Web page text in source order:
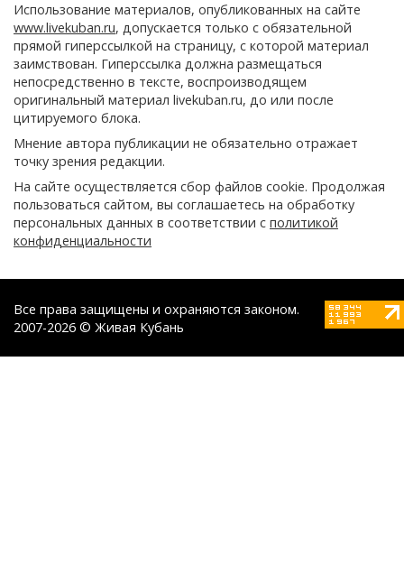
Использование материалов, опубликованных на сайте
www.livekuban.ru, допускается только с обязательной
прямой гиперссылкой на страницу, с которой материал
заимствован. Гиперссылка должна размещаться
непосредственно в тексте, воспроизводящем
оригинальный материал livekuban.ru, до или после
цитируемого блока.
Мнение автора публикации не обязательно отражает
точку зрения редакции.
На сайте осуществляется сбор файлов cookie. Продолжая
пользоваться сайтом, вы соглашаетесь на обработку
персональных данных в соответствии с политикой
конфиденциальности
Все права защищены и охраняются законом.
2007-2026 © Живая Кубань